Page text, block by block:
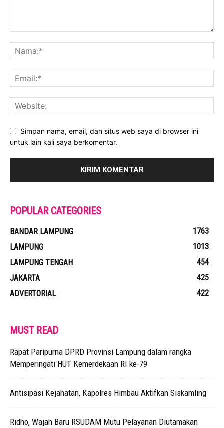
Simpan nama, email, dan situs web saya di browser ini
untuk lain kali saya berkomentar.
POPULAR CATEGORIES
BANDAR LAMPUNG
1763
LAMPUNG
1013
LAMPUNG TENGAH
454
JAKARTA
425
ADVERTORIAL
422
MUST READ
Rapat Paripurna DPRD Provinsi Lampung dalam rangka
Memperingati HUT Kemerdekaan RI ke-79
Antisipasi Kejahatan, Kapolres Himbau Aktifkan Siskamling
Ridho, Wajah Baru RSUDAM Mutu Pelayanan Diutamakan